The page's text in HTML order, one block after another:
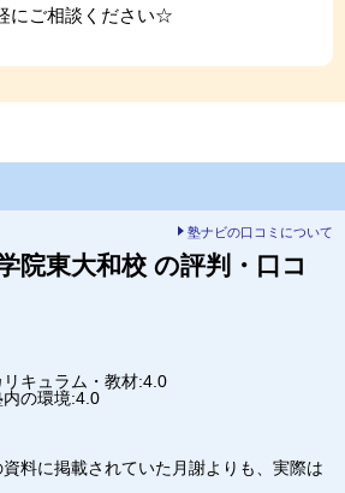
にご相談ください☆
塾ナビの口コミについて
院東大和校 の評判・口コ
キュラム・教材:4.0
の環境:4.0
料に掲載されていた月謝よりも、実際は